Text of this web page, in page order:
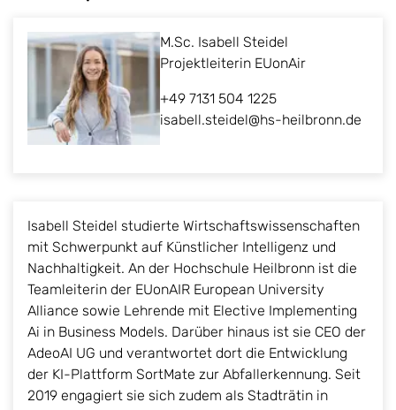
M.Sc. Isabell Steidel
Projektleiterin EUonAir
+49 7131 504 1225
isabell.steidel@hs-heilbronn.de
Isabell Steidel studierte Wirtschaftswissenschaften
mit Schwerpunkt auf Künstlicher Intelligenz und
Nachhaltigkeit. An der Hochschule Heilbronn ist die
Teamleiterin der EUonAIR European University
Alliance sowie Lehrende mit Elective Implementing
Ai in Business Models. Darüber hinaus ist sie CEO der
AdeoAI UG und verantwortet dort die Entwicklung
der KI-Plattform SortMate zur Abfallerkennung. Seit
2019 engagiert sie sich zudem als Stadträtin in